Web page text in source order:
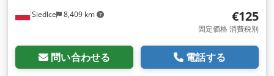
40/325 mm 揚高140mm ねじステム調整 0-60 mm 正味重量
Siedlce 8,409 km €125
固定価格 消費税別
問い合わせる 電話する